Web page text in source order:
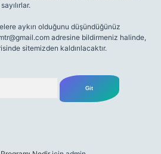
aykırı olduğunu düşündüğünüz
adresine bildirmeniz halinde,
sitemizden kaldırılacaktır.